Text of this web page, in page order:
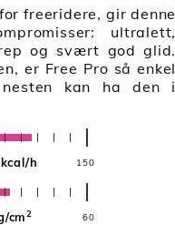
freeridere, gir denne
ultralett,
og svært god glid.
er Free Pro så enkel
kan ha den i
h 150
cm2 60